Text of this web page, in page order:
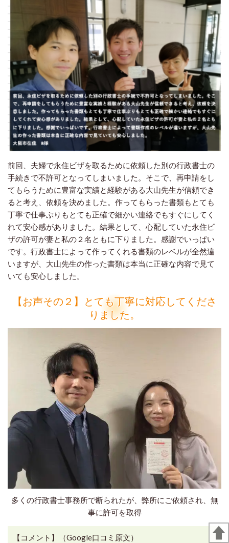
前回、夫婦で永住ビザを取るために依頼した別の行政書士の
手続きで不許可となってしまいました。そこで、再申請をし
てもらうために豊富な実績と経験がある大山先生が信頼でき
ると考え、依頼を決めました。作ってもらった書類もとても
丁寧で仕事ぶりもとても正確で細かい連絡でもすぐにしてく
れて安心感がありました。結果として、心配していた永住ビ
ザの許可が妻と私の２名ともに下りました。感謝でいっぱい
です。行政書士によって作ってくれる書類のレベルが全然違
いますが、大山先生の作った書類は本当に正確な内容で見て
いても安心しました。
【お声その２】とても丁寧に対応してくださ
りました。
多くの行政書士事務所で断られたが、弊所にご依頼され、無
事に許可を取得
【コメント】（Google口コミ原文）